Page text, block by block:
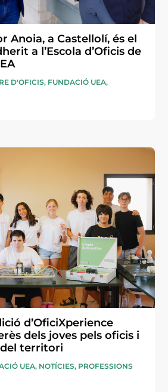
Anoia, a Castellolí, és el
a l’Escola d’Oficis de
D'OFICIS, FUNDACIÓ UEA,
d’OficiXperience
dels joves pels oficis i
del territori
UEA, NOTÍCIES, PROFESSIONS